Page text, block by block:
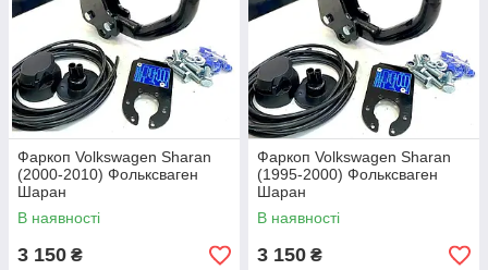
Фаркоп Volkswagen Sharan
(2000-2010) Фольксваген
Шаран
В наявності
3 150 ₴
Фаркоп Volkswagen Sharan
(1995-2000) Фольксваген
Шаран
В наявності
3 150 ₴